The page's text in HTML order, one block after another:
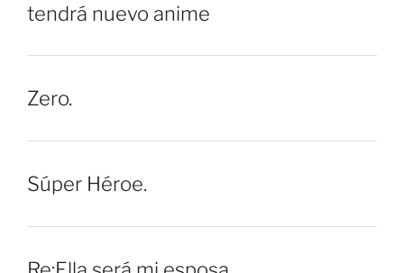
tendrá nuevo anime
Zero.
Súper Héroe.